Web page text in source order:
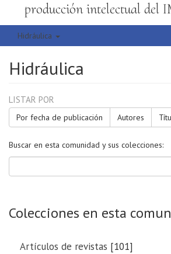
producción intelectual del
Hidráulica
Hidráulica
LISTAR POR
Por fecha de publicación Autores
Buscar en esta comunidad y sus colecciones:
Colecciones en esta
Artículos de revistas [101]